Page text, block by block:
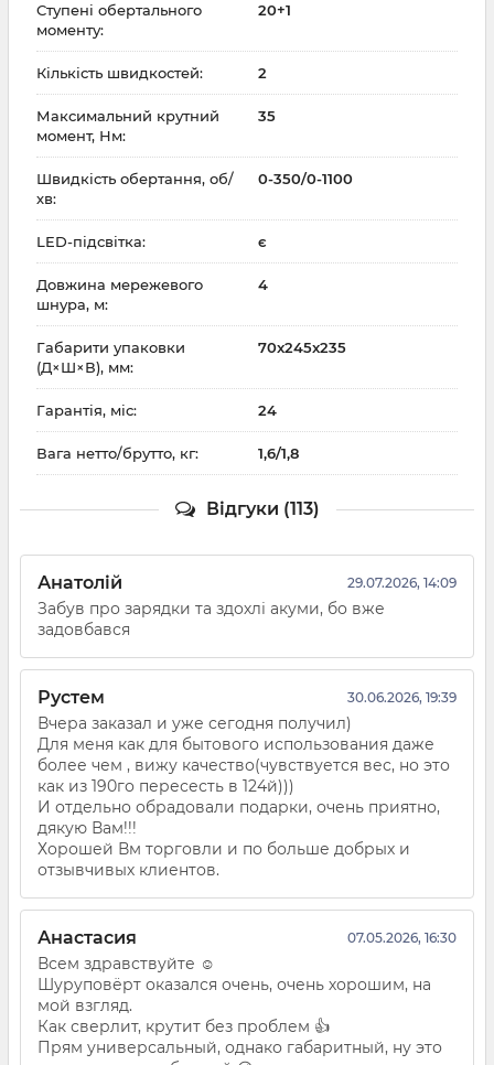
Ступені обертального
моменту:
20+1
Кількість швидкостей: 2
Максимальний крутний
момент, Нм:
35
Швидкість обертання, об/
хв:
0-350/0-1100
LED-підсвітка: є
Довжина мережевого
шнура, м:
4
Габарити упаковки
(Д×Ш×В), мм:
70x245x235
Гарантія, міс: 24
Вага нетто/брутто, кг: 1,6/1,8
Відгуки (113)
Анатолій 29.07.2026, 14:09
Забув про зарядки та здохлі акуми, бо вже
задовбався
Рустем 30.06.2026, 19:39
Вчера заказал и уже сегодня получил)
Для меня как для бытового использования даже
более чем , вижу качество(чувствуется вес, но это
как из 190го пересесть в 124й)))
И отдельно обрадовали подарки, очень приятно,
дякую Вам!!!
Хорошей Вм торговли и по больше добрых и
отзывчивых клиентов.
Анастасия 07.05.2026, 16:30
Всем здравствуйте ☺️
Шуруповёрт оказался очень, очень хорошим, на
мой взгляд.
Как сверлит, крутит без проблем 👍
Прям универсальный, однако габаритный, ну это